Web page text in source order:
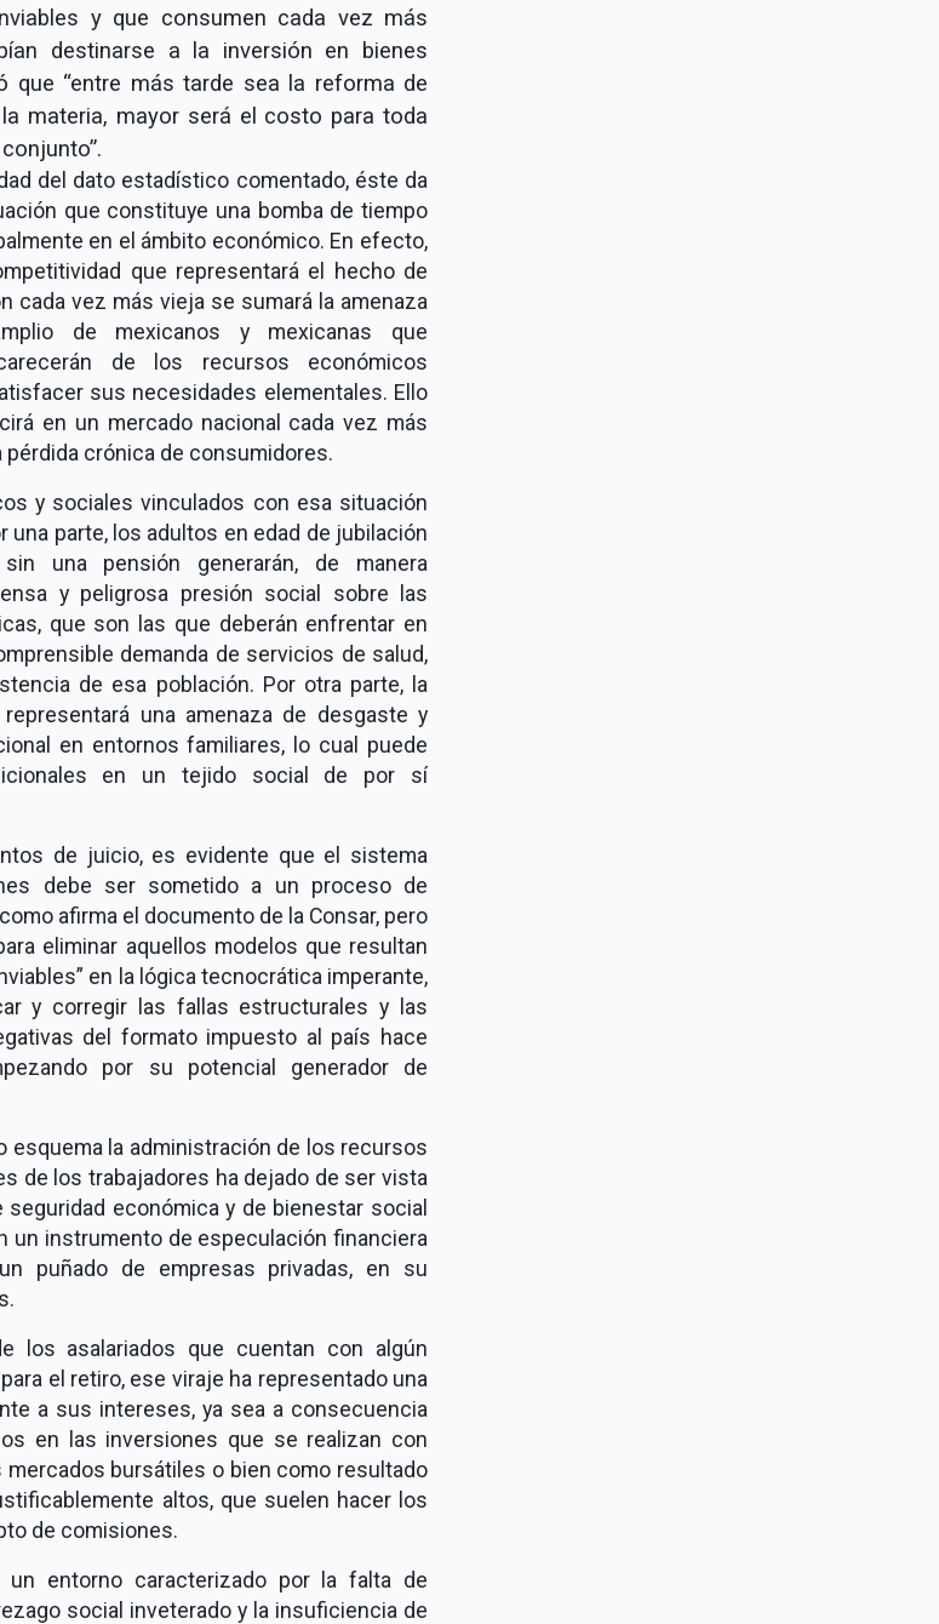
y que consumen cada vez más
destinarse a la inversión en bienes
que
entre más tarde sea la reforma de
materia, mayor será el costo para toda
.
del dato estadístico comentado, éste da
que constituye una bomba de tiempo
en el ámbito económico. En efecto,
que representará el hecho de
cada vez más vieja se sumará la amenaza
de mexicanos y mexicanas que
de los recursos económicos
sus necesidades elementales. Ello
en un mercado nacional cada vez más
pérdida crónica de consumidores.
y sociales vinculados con esa situación
una parte, los adultos en edad de jubilación
una pensión generarán, de manera
y peligrosa presión social sobre las
que son las que deberán enfrentar en
demanda de servicios de salud,
de esa población. Por otra parte, la
una amenaza de desgaste y
en entornos familiares, lo cual puede
en un tejido social de por sí
de juicio, es evidente que el sistema
debe ser sometido a un proceso de
afirma el documento de la Consar, pero
eliminar aquellos modelos que resultan
en la lógica tecnocrática imperante,
y corregir las fallas estructurales y las
del formato impuesto al país hace
por su potencial generador de
esquema la administración de los recursos
de los trabajadores ha dejado de ser vista
económica y de bienestar social
un instrumento de especulación financiera
puñado de empresas privadas, en su
los asalariados que cuentan con algún
el retiro, ese viraje ha representado una
a sus intereses, ya sea a consecuencia
en las inversiones que se realizan con
mercados bursátiles o bien como resultado
altos, que suelen hacer los
de comisiones.
un entorno caracterizado por la falta de
social inveterado y la insuficiencia de